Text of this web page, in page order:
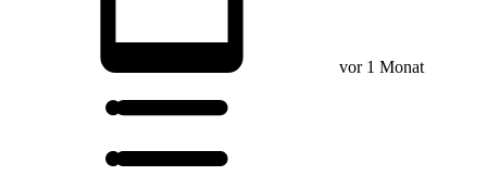
vor 1 Monat